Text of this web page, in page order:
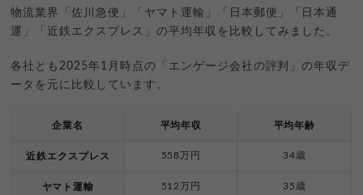
物流業界「佐川急便」「ヤマト運輸」「日本郵便」「日本通
運」「近鉄エクスプレス」の平均年収を比較してみました。
各社とも2025年1月時点の「エンゲージ会社の評判」の年収デ
ータを元に比較しています。
企業名 平均年収 平均年齢
近鉄エクスプレス 558万円 34歳
ヤマト運輸 512万円 35歳